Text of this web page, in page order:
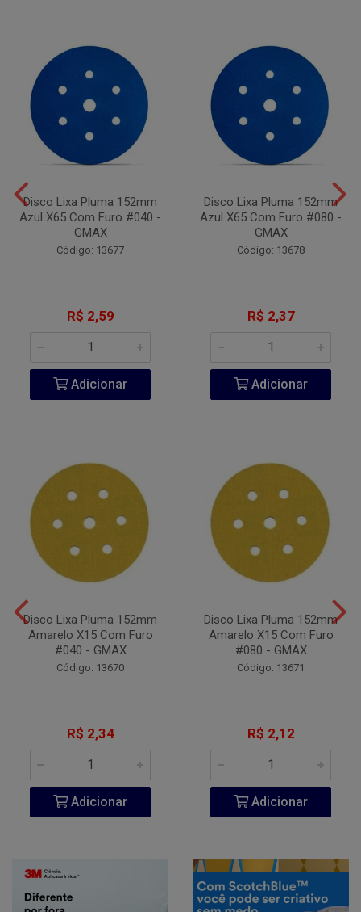
Disco Lixa Pluma 152mm
Azul X65 Com Furo #040 -
GMAX
Código: 13677
R$ 2,59
Adicionar
Disco Lixa Pluma 152mm
Azul X65 Com Furo #080 -
GMAX
Código: 13678
R$ 2,37
Adicionar
Disco Lixa Pluma 152mm
Amarelo X15 Com Furo
#040 - GMAX
Código: 13670
R$ 2,34
Adicionar
Disco Lixa Pluma 152mm
Amarelo X15 Com Furo
#080 - GMAX
Código: 13671
R$ 2,12
Adicionar